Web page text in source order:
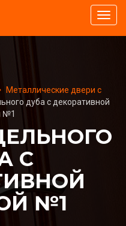
меню
Металлические двери с
дуба с декоративной
№1
С
№1